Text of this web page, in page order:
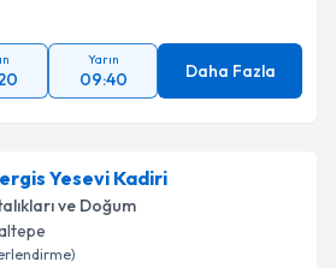
Yarın
09:40 Daha Fazla
Yesevi Kadiri
ve Doğum